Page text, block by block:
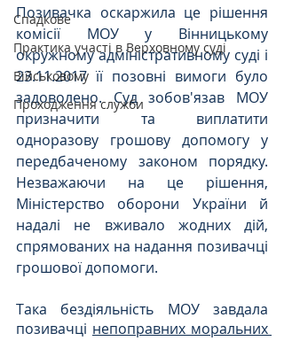
Спадкове
Практика участі в Верховному суді
Військовому
Проходження служби
Позивачка оскаржила це рішення
комісії МОУ у Вінницькому
окружному адміністративному суді і
23.11.2017 її позовні вимоги було
задоволено. Суд зобов'язав МОУ
призначити та виплатити
одноразову грошову допомогу у
передбаченому законом порядку.
Незважаючи на це рішення,
Міністерство оборони України й
надалі не вживало жодних дій,
спрямованих на надання позивачці
грошової допомоги.
Така бездіяльність МОУ завдала
позивачці непоправних моральних